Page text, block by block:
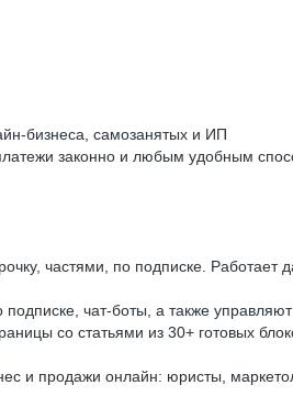
бизнеса, самозанятых и ИП
законно и любым удобным
частями, по подписке. Работает
чат-боты, а также управляют
со статьями из 30+ готовых
и продажи онлайн: юристы,